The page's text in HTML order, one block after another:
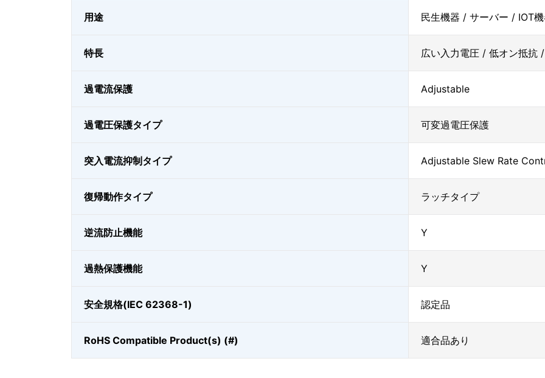
用途 民生機器 / サーバー / IOT
特長 広い入力電圧 / 低オン抵抗
過電流保護 Adjustable
過電圧保護タイプ 可変過電圧保護
突入電流抑制タイプ Adjustable Slew Rate
復帰動作タイプ ラッチタイプ
逆流防止機能 Y
過熱保護機能 Y
安全規格(IEC 62368-1) 認定品
RoHS Compatible Product(s) (#) 適合品あり